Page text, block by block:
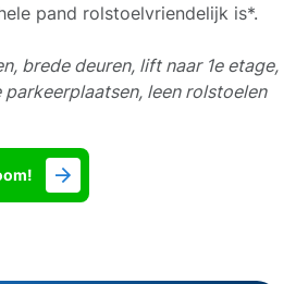
pand rolstoelvriendelijk is*.
brede deuren, lift naar 1e etage,
parkeerplaatsen, leen rolstoelen